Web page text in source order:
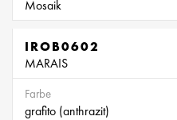
Mosaik
IROB0602
MARAIS
Farbe
grafito (anthrazit)